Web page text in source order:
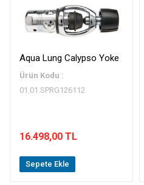
Aqua Lung Calypso Yoke
Ürün Kodu :
01.01.SPRG126112
16.498,00 TL
Sepete Ekle